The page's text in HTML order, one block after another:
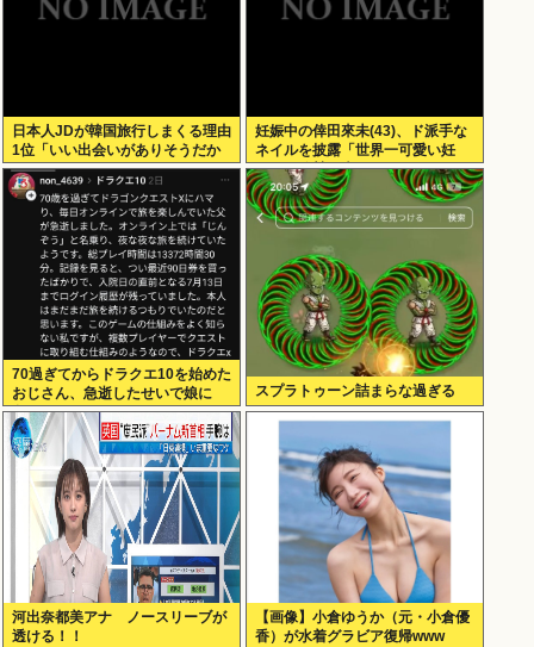
日本人JDが韓国旅行しまくる理由
1位「いい出会いがありそうだか
ら」
妊娠中の倖田來未(43)、ド派手な
ネイルを披露「世界一可愛い妊
婦」と称賛の声
70過ぎてからドラクエ10を始めた
おじさん、急逝したせいで娘に
色々開示されてしまう
スプラトゥーン詰まらな過ぎる
河出奈都美アナ ノースリーブが
透ける！！
【画像】小倉ゆうか（元・小倉優
香）が水着グラビア復帰www